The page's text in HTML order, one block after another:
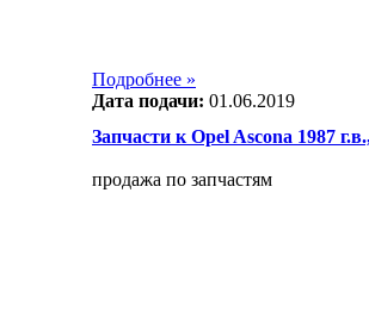
Подробнее »
Дата подачи: 01.06.2019
Запчасти к Opel Ascona 1987
продажа по запчастям